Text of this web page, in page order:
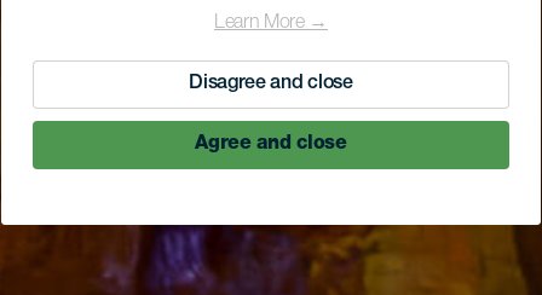
Learn More →
Disagree and close
Agree and close